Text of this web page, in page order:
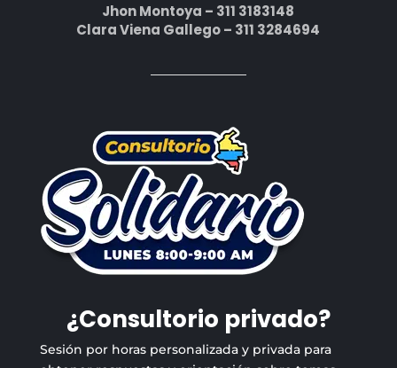
Jhon Montoya – 311 3183148
Clara Viena Gallego – 311 3284694
¿Consultorio privado?
Sesión por horas personalizada y privada para